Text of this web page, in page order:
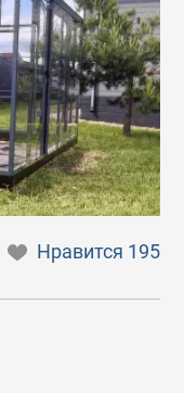
Нравится 195